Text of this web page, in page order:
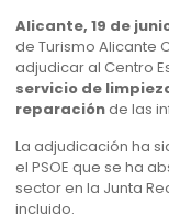
Alicante, 19 de
de Turismo Alicante
adjudicar al Centro
servicio de
reparaciónde las
La adjudicación ha
el PSOE que se ha
sector en la Junta
incluido.